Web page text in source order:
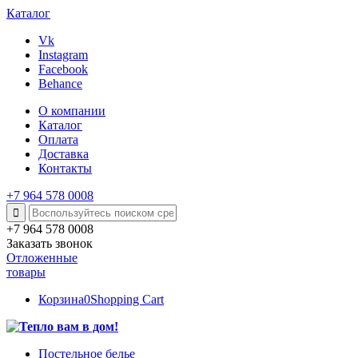
Каталог
Vk
Instagram
Facebook
Behance
О компании
Каталог
Оплата
Доставка
Контакты
+7 964 578 0008
+7 964 578 0008
Заказать звонок
Отложенные
товары
Корзина0Shopping Cart
Постельное белье